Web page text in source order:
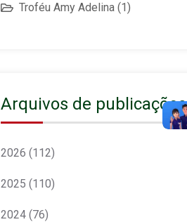
Troféu Amy Adelina (1)
Arquivos de publicações
2026 (112)
2025 (110)
2024 (76)